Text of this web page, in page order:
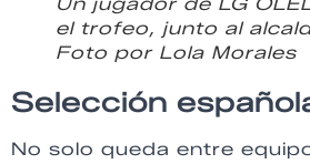
el trofeo, junto al
Foto por Lola Morales
Selección
No solo queda entre